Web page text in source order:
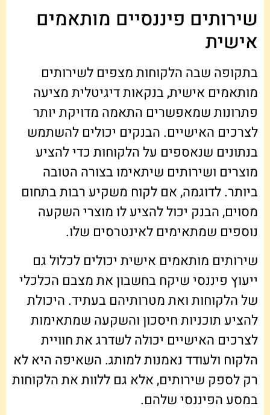
שירותים פיננסיים מותאמים
אישית
בתקופה שבה הלקוחות מצפים לשירותים
מותאמים אישית, בנקאות דיגיטלית מציעה
פתרונות שמאפשרים התאמה מדויקת יותר
לצרכים האישיים. הבנקים יכולים להשתמש
בנתונים שנאספים על הלקוחות כדי להציע
מוצרים ושירותים שיתאימו בצורה הטובה
ביותר. לדוגמה, אם לקוח משקיע רבות בתחום
מסוים, הבנק יכול להציע לו מוצרי השקעה
נוספים שמתאימים לאינטרסים שלו.
שירותים מותאמים אישית יכולים לכלול גם
ייעוץ פיננסי שיקח בחשבון את מצבם הכלכלי
של הלקוחות ואת מטרותיהם בעתיד. היכולת
להציע תוכניות חיסכון והשקעה שמתאימות
לצרכים האישיים יכולה לשדרג את חוויית
הלקוח ולעודד נאמנות למותג. השאיפה היא לא
רק לספק שירותים, אלא גם ללוות את הלקוחות
במסע הפיננסי שלהם.